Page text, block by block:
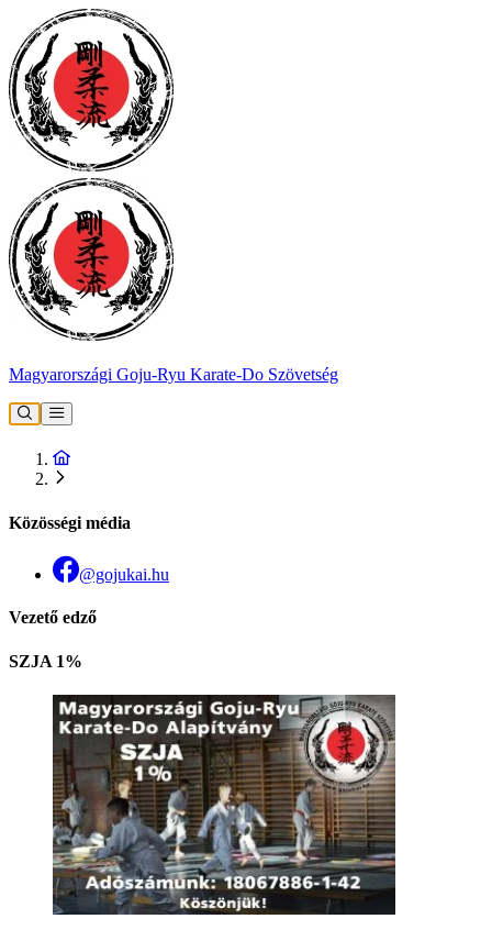
Magyarországi Goju-Ryu Karate-Do Szövetség
Közösségi média
@gojukai.hu
Vezető edző
SZJA 1%